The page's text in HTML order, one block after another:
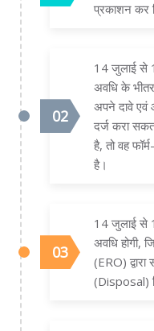
प्रकाशन कर
14 जुलाई से
अवधि के
अपने दावे एवं
दर्ज करा
है, तो वह
है।
14 जुलाई से
अवधि होगी,
(ERO)
(Disposal)